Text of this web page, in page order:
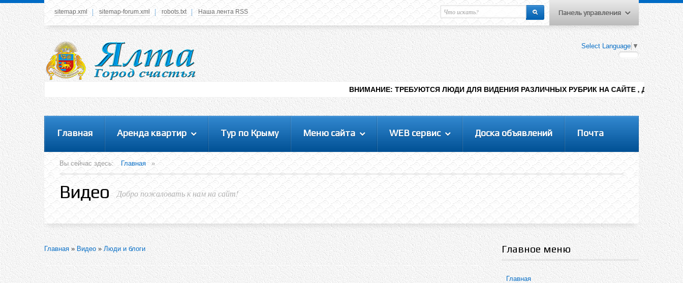
У вас нет прав просматривать данное меню,
пожалуйста, войдите на сайт под своим
логином или зарегестрируйтесь! Это позволит
вам пользоваться всеми функциями нашего
Здравствуйте уважаемыйГость. Чтобы
пользоваться данной панелью
управления, вам необходимо
авторизоваться на сайте под своим
логином, либо пройти регистрацию.
Меню пользователя
Вход на сайт
Регистрация
Панель управления
sitemap.xml sitemap-forum.xml robots.txt Наша лента RSS
Select Language ▼
ВНИМАНИЕ: ТРЕБУЮТСЯ ЛЮДИ ДЛЯ ВИДЕНИЯ РАЗЛИЧНЫХ РУБРИК НА САЙТЕ , ДОБАВЛЕНИЯ
Главная Аренда квартир Тур по Крыму Меню сайта WEB сервис Доска объявлений Почта
Вы сейчас здесь: Главная »
Видео Добро пожаловать к нам на сайт!
Главная»Видео»Люди и блоги Главное меню
Главная